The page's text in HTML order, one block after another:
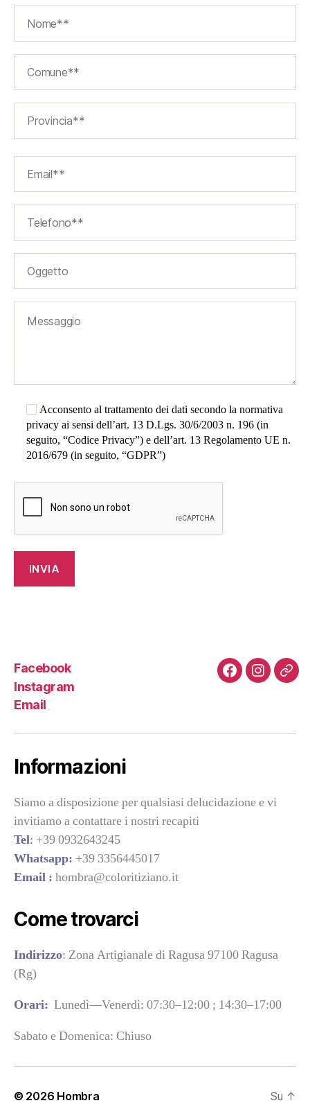
Acconsento al trattamento dei dati secondo la normativa
privacy ai sensi dell’art. 13 D.Lgs. 30/6/2003 n. 196 (in
seguito, “Codice Privacy”) e dell’art. 13 Regolamento UE n.
2016/679 (in seguito, “GDPR”)
Facebook
Instagram
Email
Facebook
Informazioni
Siamo a disposizione per qualsiasi delucidazione e vi
invitiamo a contattare i nostri recapiti
Tel: +39 0932643245
Whatsapp: +39 3356445017
Email : hombra@coloritiziano.it
Come trovarci
Indirizzo: Zona Artigianale di Ragusa 97100 Ragusa
(Rg)
Orari: Lunedì—Venerdì: 07:30–12:00 ; 14:30–17:00
Sabato e Domenica: Chiuso
© 2026 Hombra Su ↑